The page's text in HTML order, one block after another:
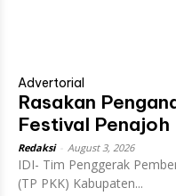
Advertorial
Rasakan
Festival Penajoh
Redaksi August 3, 2026
IDI- Tim Penggerak
(TP PKK) Kabupaten...